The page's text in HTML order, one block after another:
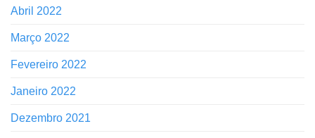
Abril 2022
Março 2022
Fevereiro 2022
Janeiro 2022
Dezembro 2021